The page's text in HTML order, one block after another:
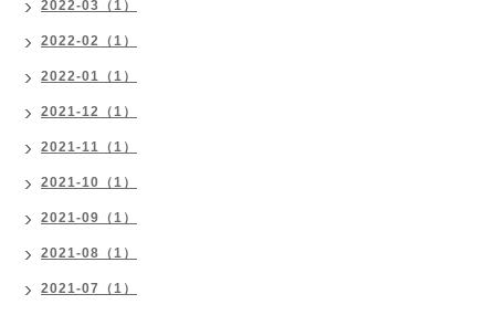
2022-03（1）
2022-02（1）
2022-01（1）
2021-12（1）
2021-11（1）
2021-10（1）
2021-09（1）
2021-08（1）
2021-07（1）